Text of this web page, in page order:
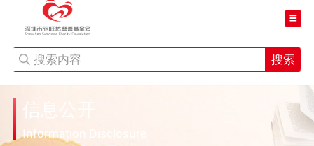
搜索
信息公开
Information Disclosure